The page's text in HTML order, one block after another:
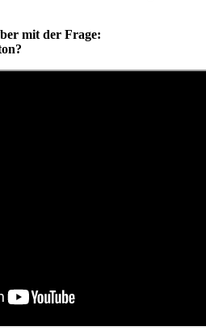
mit der Frage: